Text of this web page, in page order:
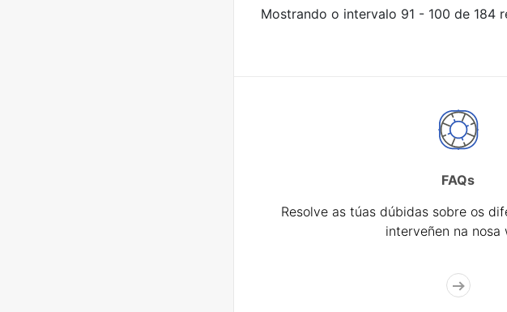
Mostrando o intervalo 91 - 100 de 184
FAQs
Resolve as túas dúbidas sobre os
interveñen na nosa